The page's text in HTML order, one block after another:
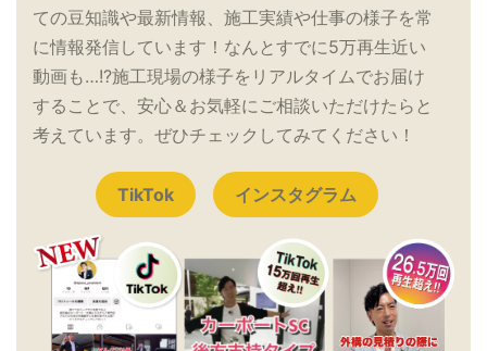
ての豆知識や最新情報、施工実績や仕事の様子を常
に情報発信しています！なんとすでに5万再生近い
動画も…!?施工現場の様子をリアルタイムでお届け
することで、安心＆お気軽にご相談いただけたらと
考えています。ぜひチェックしてみてください！
TikTok インスタグラム